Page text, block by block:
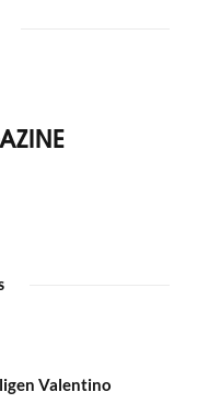
Valentino